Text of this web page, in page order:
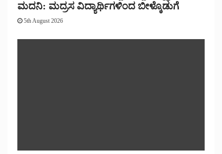
ಮದನಿ: ಮದ್ರಸ ವಿದ್ಯಾರ್ಥಿಗಳಿಂದ ಬೀಳ್ಕೊಡುಗೆ
5th August 2026